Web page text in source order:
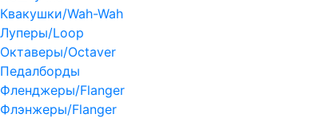
Квакушки/Wah-Wah
Луперы/Loop
Октаверы/Octaver
Педалборды
Фленджеры/Flanger
Флэнжеры/Flanger